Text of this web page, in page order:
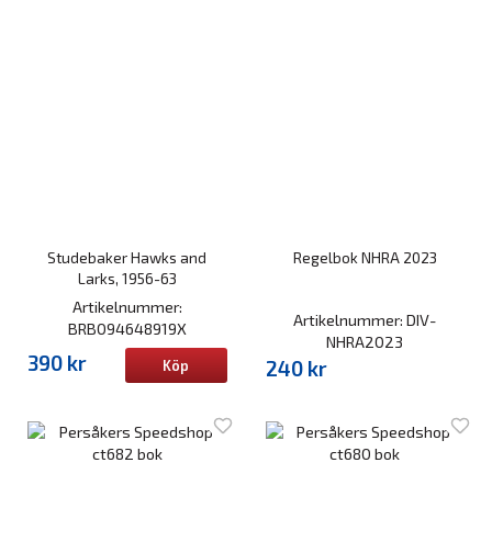
Studebaker Hawks and
Larks, 1956-63
Artikelnummer:
BRB094648919X
390 kr Köp
Regelbok NHRA 2023
Artikelnummer: DIV-
NHRA2023
240 kr